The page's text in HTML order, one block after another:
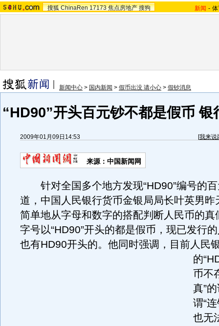
搜狐 ChinaRen 17173 焦点房地产 搜狗 新闻 -
新闻中心 > 国内新闻 > 假币出没 请小心 > 假钞消息
“HD90”开头百元钞不都是假币 银
2009年01月09日14:53 [我来说
来源：中国新闻网
针对全国多个地方发现“HD90”编号的百
道，中国人民银行货币金银局局长叶英男昨
简单地从字母和数字的搭配判断人民币的真
字号以“HD90”开头的都是假币，现已发行
也有HD90开头的。 他同时强调，目前人民
的
币不
真”
谓“
也无